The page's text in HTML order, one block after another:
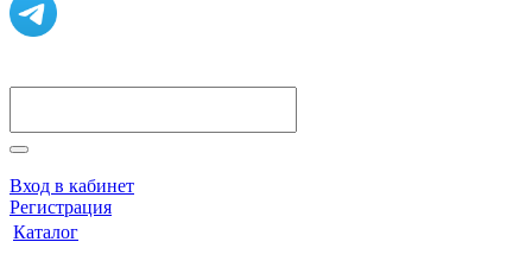
Вход в кабинет
Регистрация
Каталог